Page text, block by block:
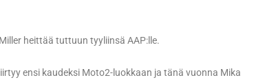
heittää tuttuun tyyliinsä AAP:lle.
ensi kaudeksi Moto2-luokkaan ja tänä vuonna Mika